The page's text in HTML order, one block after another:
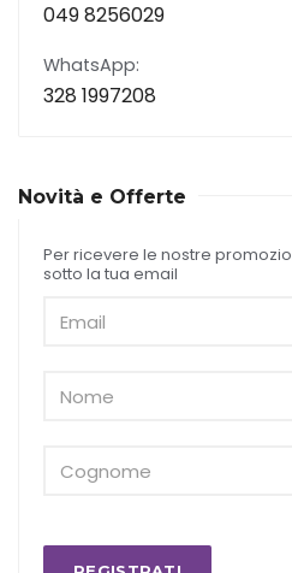
049 8256029
WhatsApp:
328 1997208
Novità e Offerte
Per ricevere le nostre
sotto la tua email